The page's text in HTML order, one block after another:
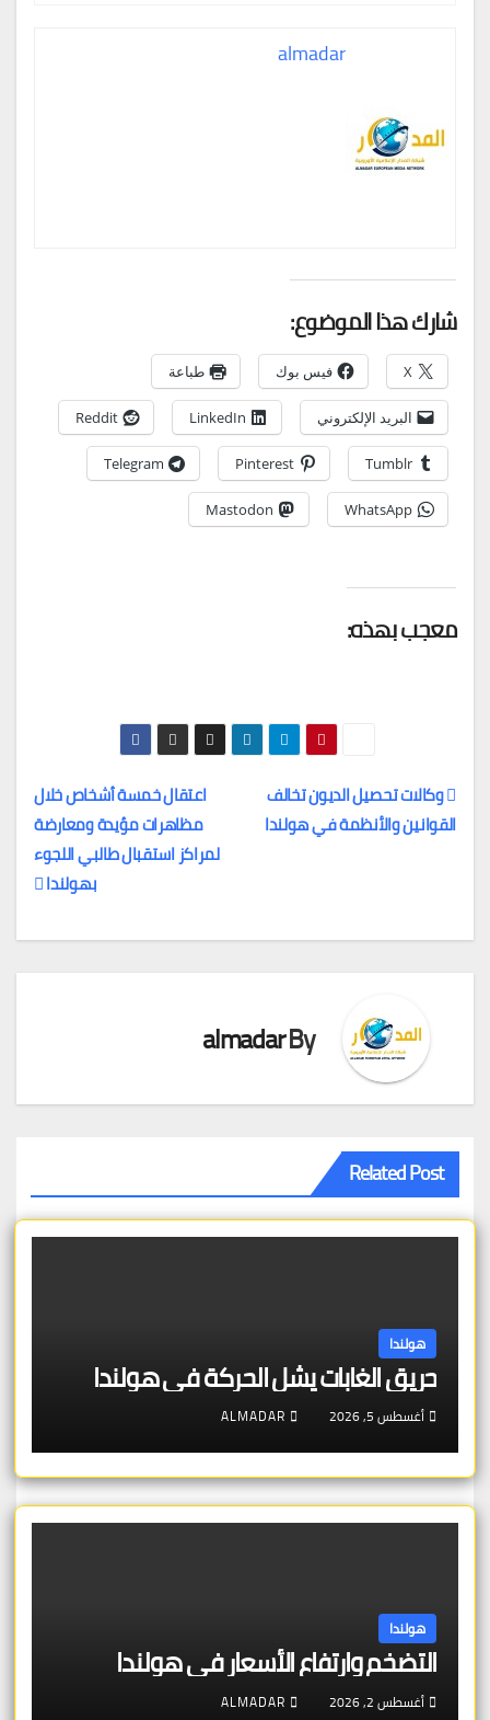
almadar
شارك هذا الموضوع:
X فيس بوك طباعة
البريد الإلكتروني LinkedIn
Reddit
Tumblr
Pinterest
Telegram
WhatsApp
Mastodon
معجب بهذه:
تصفّح
اعتقال خمسة أشخاص خلال
مظاهرات مؤيدة ومعارضة
لمراكز استقبال طالبي اللجوء
بهولندا
وكالات تحصيل الديون تخالف
القوانين والأنظمة في هولندا
By
almadar
Related Post
هولندا
حريق الغابات يشل الحركة في هولندا
أغسطس 5, 2026 ALMADAR
هولندا
التضخم وارتفاع الأسعار في هولندا
أغسطس 2, 2026 ALMADAR